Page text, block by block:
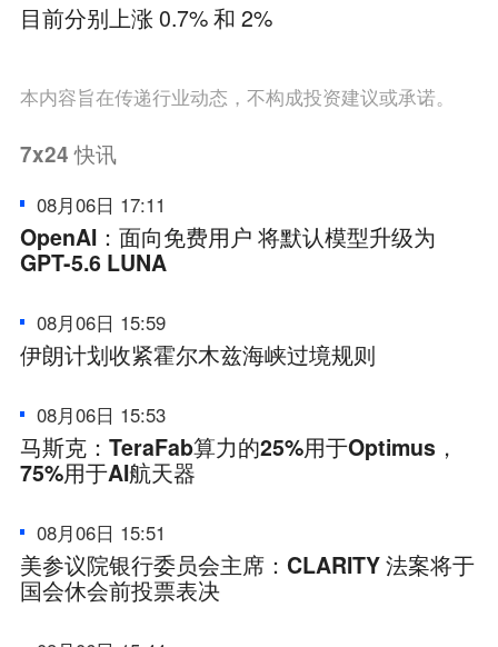
目前分别上涨 0.7% 和 2%
本内容旨在传递行业动态，不构成投资建议或承诺。
7x24快讯
08月06日 17:11
OpenAI：面向免费用户 将默认模型升级为
GPT-5.6 LUNA
08月06日 15:59
伊朗计划收紧霍尔木兹海峡过境规则
08月06日 15:53
马斯克：TeraFab算力的25%用于Optimus，
75%用于AI航天器
08月06日 15:51
美参议院银行委员会主席：CLARITY 法案将于
国会休会前投票表决